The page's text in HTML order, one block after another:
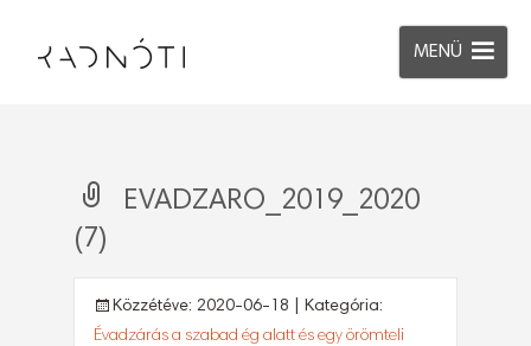
MENÜ
EVADZARO_2019_2020
(7)
Közzétéve: 2020-06-18 | Kategória:
Évadzárás a szabad ég alatt és egy örömteli